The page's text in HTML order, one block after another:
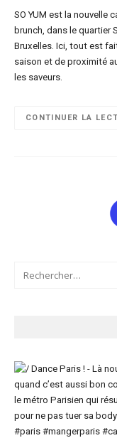
SO YUM est la nouvelle
brunch, dans le quartier
Bruxelles. Ici, tout est
saison et de proximité
les saveurs.
CONTINUER LA